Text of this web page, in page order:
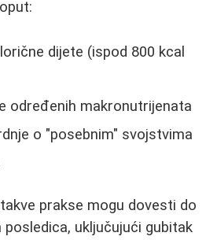
dijete (ispod 800 kcal
određenih makronutrijenata
o "posebnim" svojstvima
prakse mogu dovesti do
uključujući gubitak